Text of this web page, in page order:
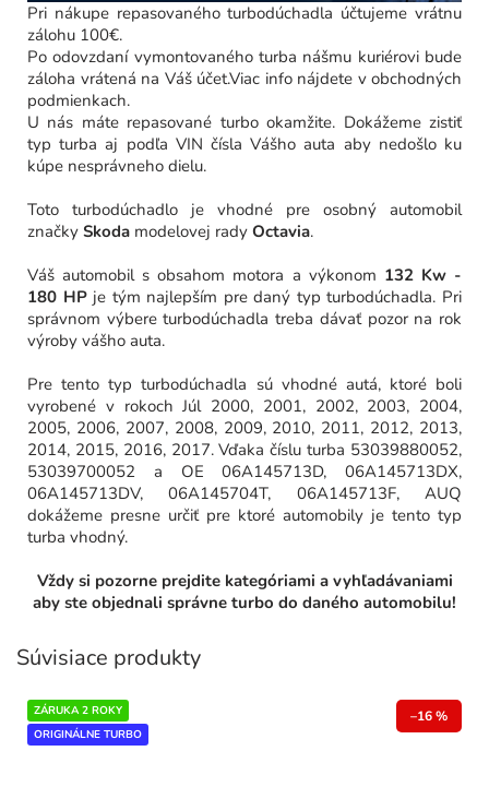
Pri nákupe repasovaného turbodúchadla účtujeme vrátnu
zálohu 100€.
Po odovzdaní vymontovaného turba nášmu kuriérovi bude
záloha vrátená na Váš účet.Viac info nájdete v obchodných
podmienkach.
U nás máte repasované turbo okamžite. Dokážeme zistiť
typ turba aj podľa VIN čísla Vášho auta aby nedošlo ku
kúpe nesprávneho dielu.
Toto turbodúchadlo je vhodné pre osobný automobil
značky Skoda modelovej rady Octavia.
Váš automobil s obsahom motora a výkonom 132 Kw -
180 HPje tým najlepším pre daný typ turbodúchadla. Pri
správnom výbere turbodúchadla treba dávať pozor na rok
výroby vášho auta.
Pre tento typ turbodúchadla sú vhodné autá, ktoré boli
vyrobené v rokoch Júl 2000, 2001, 2002, 2003, 2004,
2005, 2006, 2007, 2008, 2009, 2010, 2011, 2012, 2013,
2014, 2015, 2016, 2017. Vďaka číslu turba 53039880052,
53039700052 a OE 06A145713D, 06A145713DX,
06A145713DV, 06A145704T, 06A145713F, AUQ
dokážeme presne určiť pre ktoré automobily je tento typ
turba vhodný.
Vždy si pozorne prejdite kategóriami a vyhľadávaniami
aby ste objednali správne turbo do daného automobilu!
Súvisiace produkty
ZÁRUKA 2 ROKY
ORIGINÁLNE TURBO
–16 %